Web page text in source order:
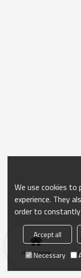
Homepage
We use cookies to
experience. They
order to
Accept all
Necessary